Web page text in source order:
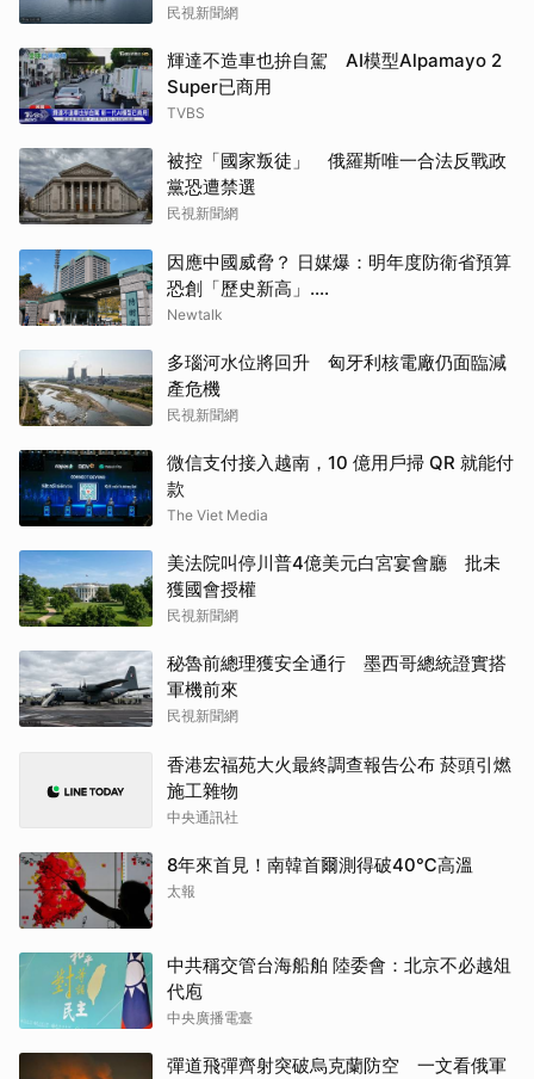
民視新聞網
輝達不造車也拚自駕 AI模型Alpamayo 2
Super已商用
TVBS
被控「國家叛徒」 俄羅斯唯一合法反戰政
黨恐遭禁選
民視新聞網
因應中國威脅？ 日媒爆：明年度防衛省預算
恐創「歷史新高」....
Newtalk
多瑙河水位將回升 匈牙利核電廠仍面臨減
產危機
民視新聞網
微信支付接入越南，10 億用戶掃 QR 就能付
款
The Viet Media
美法院叫停川普4億美元白宮宴會廳 批未
獲國會授權
民視新聞網
秘魯前總理獲安全通行 墨西哥總統證實搭
軍機前來
民視新聞網
香港宏福苑大火最終調查報告公布 菸頭引燃
施工雜物
中央通訊社
8年來首見！南韓首爾測得破40℃高溫
太報
中共稱交管台海船舶 陸委會：北京不必越俎
代庖
中央廣播電臺
彈道飛彈齊射突破烏克蘭防空 一文看俄軍